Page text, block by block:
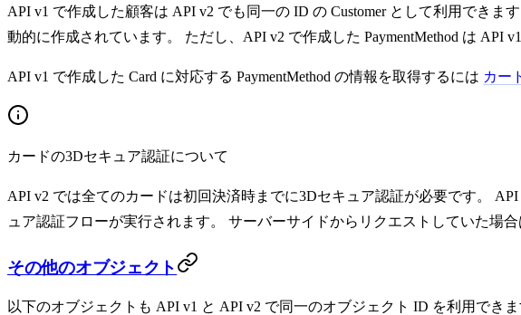
API v1 で作成した顧客は API v2 でも同一の ID の Customer として利用できま
動的に作成されています。 ただし、API v2 で作成した PaymentMethod は API
API v1 で作成した Card に対応する PaymentMethod の情報を取得するには カー
カードの3Dセキュア認証について
API v2 では全てのカードは初回決済時までに3Dセキュア認証が必要です。
ュア認証フローが実行されます。 サーバーサイドからリクエストしていた場
その他のオブジェクト
以下のオブジェクトも API v1 と API v2 で同一のオブジェクト ID を利用で